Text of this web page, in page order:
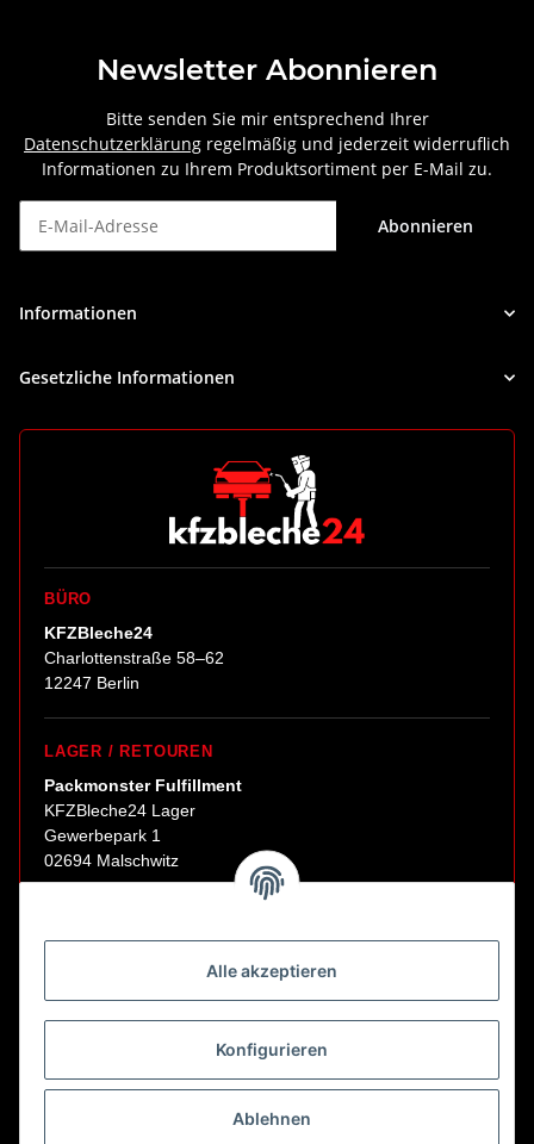
Alle akzeptieren
Konfigurieren
Ablehnen
Newsletter Abonnieren
Bitte senden Sie mir entsprechend Ihrer
Datenschutzerklärung regelmäßig und jederzeit widerruflich
Informationen zu Ihrem Produktsortiment per E-Mail zu.
Abonnieren
Informationen
Gesetzliche Informationen
BÜRO
KFZBleche24
Charlottenstraße 58–62
12247 Berlin
LAGER / RETOUREN
Packmonster Fulfillment
KFZBleche24 Lager
Gewerbepark 1
02694 Malschwitz
Abholungen nur nach Terminvereinbarung.
E-Mail:sales@kfzbleche24.de
Vertrag widerrufen